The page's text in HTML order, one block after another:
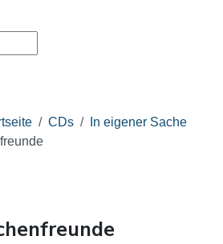
CDs
In eigener Sache